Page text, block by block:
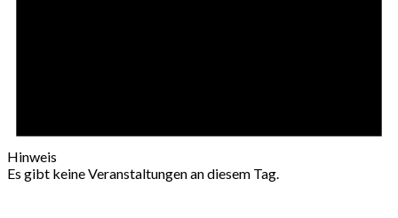
Hinweis
Es gibt keine Veranstaltungen an diesem Tag.